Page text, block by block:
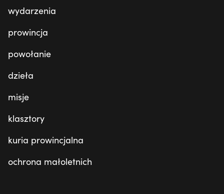
wydarzenia
prowincja
powołanie
dzieła
misje
klasztory
kuria prowincjalna
ochrona małoletnich